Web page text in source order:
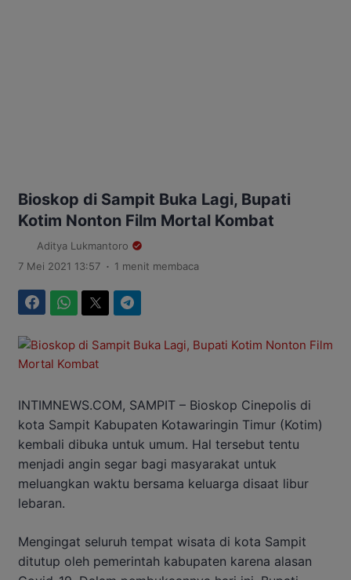
Bioskop di Sampit Buka Lagi, Bupati
Kotim Nonton Film Mortal Kombat
Aditya Lukmantoro
7 Mei 2021 13:57 . 1 menit membaca
INTIMNEWS.COM, SAMPIT – Bioskop Cinepolis di
kota Sampit Kabupaten Kotawaringin Timur (Kotim)
kembali dibuka untuk umum. Hal tersebut tentu
menjadi angin segar bagi masyarakat untuk
meluangkan waktu bersama keluarga disaat libur
lebaran.
Mengingat seluruh tempat wisata di kota Sampit
ditutup oleh pemerintah kabupaten karena alasan